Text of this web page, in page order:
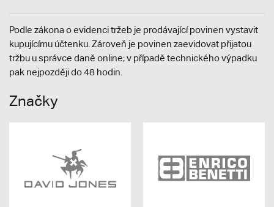
Podle zákona o evidenci tržeb je prodávající povinen vystavit
kupujícímu účtenku. Zároveň je povinen zaevidovat přijatou
tržbu u správce daně online; v případě technického výpadku
pak nejpozději do 48 hodin.
Značky